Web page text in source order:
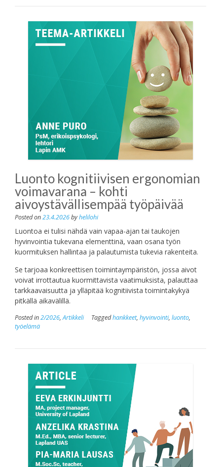
Luonto kognitiivisen ergonomian
voimavarana – kohti
aivoystävällisempää työpäivää
Posted on23.4.2026byhelilohi
Luontoa ei tulisi nähdä vain vapaa-ajan tai taukojen
hyvinvointia tukevana elementtinä, vaan osana työn
kuormituksen hallintaa ja palautumista tukevia rakenteita.
Se tarjoaa konkreettisen toimintaympäristön, jossa aivot
voivat irrottautua kuormittavista vaatimuksista, palauttaa
tarkkaavaisuutta ja ylläpitää kognitiivista toimintakykyä
pitkällä aikavälillä.
Posted in2/2026,Artikkeli Taggedhankkeet, hyvinvointi, luonto,
työelämä